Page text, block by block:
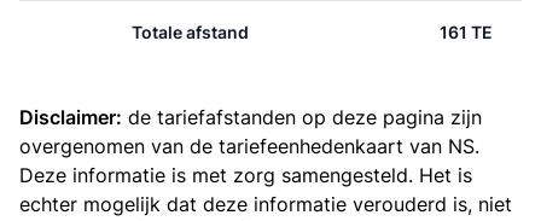
Totale afstand 161 TE
Disclaimer: de tariefafstanden op deze pagina zijn
overgenomen van de tariefeenhedenkaart van NS.
Deze informatie is met zorg samengesteld. Het is
echter mogelijk dat deze informatie verouderd is, niet